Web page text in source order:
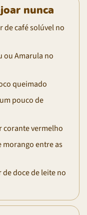
nunca
de café solúvel no
ou Amarula no
queimado
pouco de
corante vermelho
morango entre as
doce de leite no